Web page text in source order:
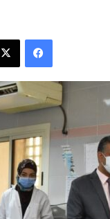
فيسبوك